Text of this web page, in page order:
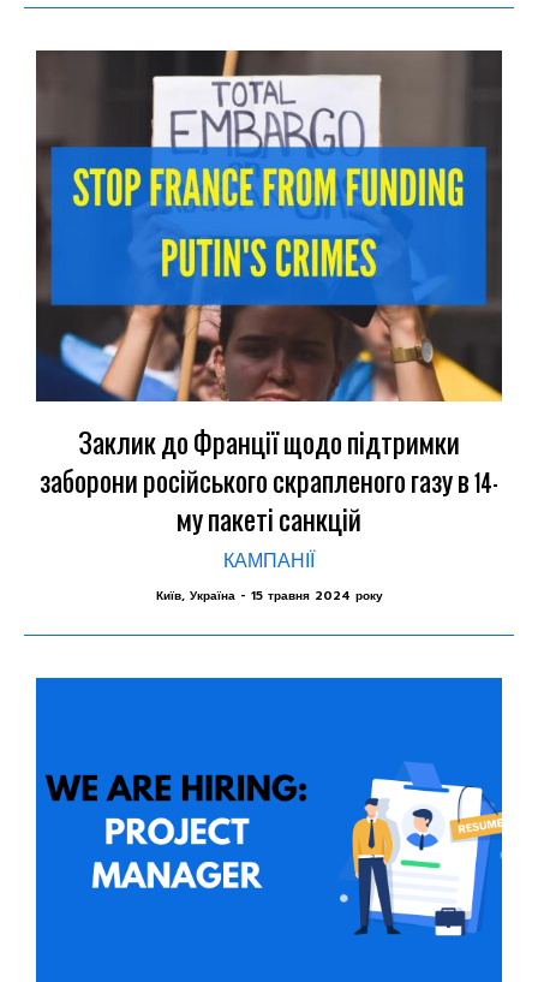
Заклик до Франції щодо підтримки
заборони російського скрапленого газу в 14-
му пакеті санкцій
КАМПАНІЇ
Київ, Україна - 15 травня 2024 року